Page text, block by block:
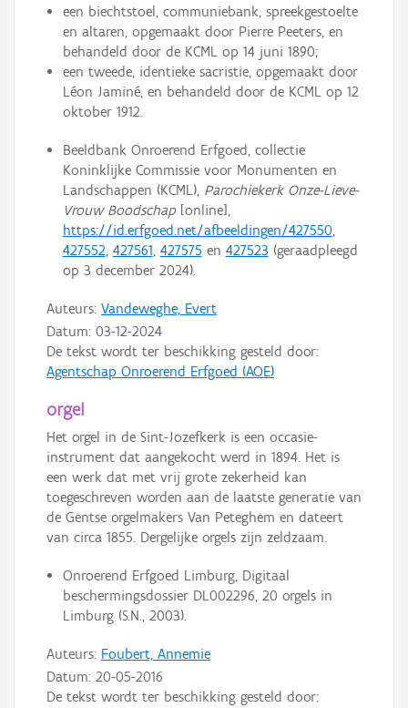
een biechtstoel, communiebank, spreekgestoelte
en altaren, opgemaakt door Pierre Peeters, en
behandeld door de KCML op 14 juni 1890;
een tweede, identieke sacristie, opgemaakt door
Léon Jaminé, en behandeld door de KCML op 12
oktober 1912.
Beeldbank Onroerend Erfgoed, collectie
Koninklijke Commissie voor Monumenten en
Landschappen (KCML), Parochiekerk Onze-Lieve-
Vrouw Boodschap [online],
https://id.erfgoed.net/afbeeldingen/427550,
427552, 427561, 427575 en 427523 (geraadpleegd
op 3 december 2024).
Auteurs: Vandeweghe, Evert
Datum: 03-12-2024
De tekst wordt ter beschikking gesteld door:
Agentschap Onroerend Erfgoed (AOE)
orgel
Het orgel in de Sint-Jozefkerk is een occasie-
instrument dat aangekocht werd in 1894. Het is
een werk dat met vrij grote zekerheid kan
toegeschreven worden aan de laatste generatie van
de Gentse orgelmakers Van Peteghem en dateert
van circa 1855. Dergelijke orgels zijn zeldzaam.
Onroerend Erfgoed Limburg, Digitaal
beschermingsdossier DL002296, 20 orgels in
Limburg (S.N., 2003).
Auteurs: Foubert, Annemie
Datum: 20-05-2016
De tekst wordt ter beschikking gesteld door: